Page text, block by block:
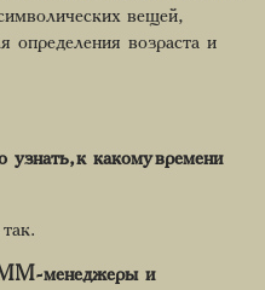
вещей,
определения возраста и
к какому времени
менеджеры и